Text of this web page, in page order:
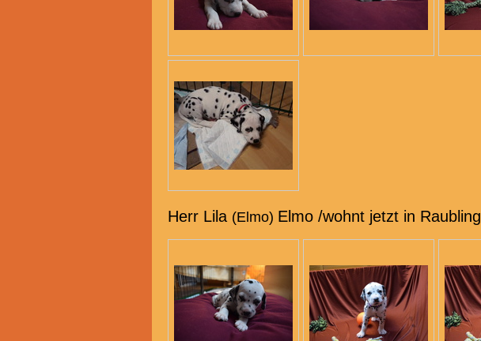
Herr Lila (Elmo) Elmo /wohnt jetzt in Raubling